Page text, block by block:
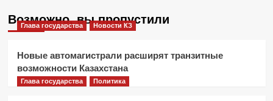
Возможно, вы пропустили
Глава государства Новости КЗ
Новые автомагистрали расширят транзитные
возможности Казахстана
Глава государства Политика